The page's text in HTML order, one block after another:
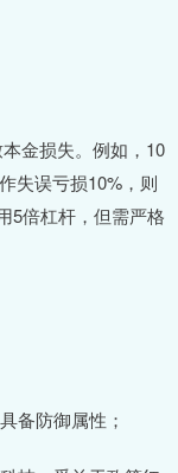
金损失。例如，10
失误亏损10%，则
5倍杠杆，但需严格
备防御属性；